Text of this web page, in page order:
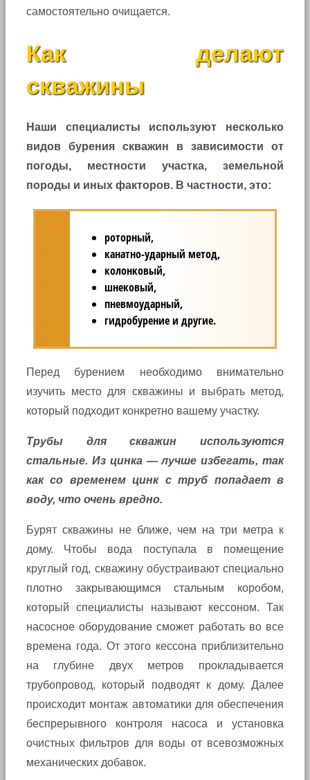
самостоятельно очищается.
Как делают
скважины
Наши специалисты используют несколько
видов бурения скважин в зависимости от
погоды, местности участка, земельной
породы и иных факторов. В частности, это:
роторный,
канатно-ударный метод,
колонковый,
шнековый,
пневмоударный,
гидробурение и другие.
Перед бурением необходимо внимательно
изучить место для скважины и выбрать метод,
который подходит конкретно вашему участку.
Трубы для скважин используются
стальные. Из цинка — лучше избегать, так
как со временем цинк с труб попадает в
воду, что очень вредно.
Бурят скважины не ближе, чем на три метра к
дому. Чтобы вода поступала в помещение
круглый год, скважину обустраивают специально
плотно закрывающимся стальным коробом,
который специалисты называют кессоном. Так
насосное оборудование сможет работать во все
времена года. От этого кессона приблизительно
на глубине двух метров прокладывается
трубопровод, который подводят к дому. Далее
происходит монтаж автоматики для обеспечения
беспрерывного контроля насоса и установка
очистных фильтров для воды от всевозможных
механических добавок.